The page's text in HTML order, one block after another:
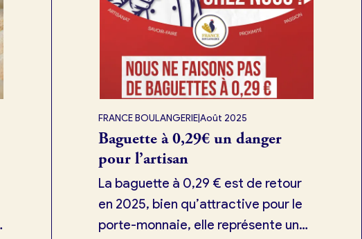
FRANCE BOULANGERIE|Août 2025
Baguette à 0,29€ un danger
pour l’artisan
La baguette à 0,29 € est de retour
en 2025, bien qu’attractive pour le
porte-monnaie, elle représente un